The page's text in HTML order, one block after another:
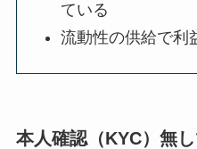
ている
流動性の供給で利
本人確認（KYC）無